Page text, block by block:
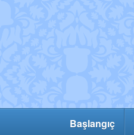
Başlangıç